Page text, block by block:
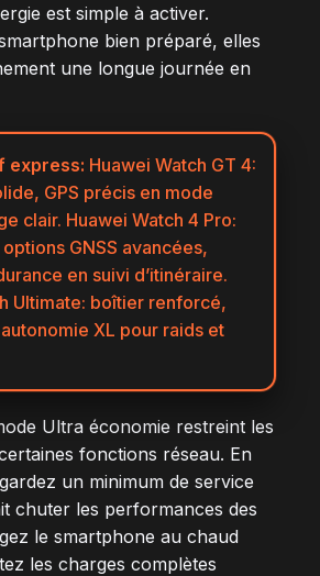
est simple à activer.
bien préparé, elles
une longue journée en
express: Huawei Watch GT 4:
GPS précis en mode
clair. Huawei Watch 4 Pro:
GNSS avancées,
en suivi d’itinéraire.
Ultimate: boîtier renforcé,
XL pour raids et
Ultra économie restreint les
fonctions réseau. En
un minimum de service
chuter les performances des
le smartphone au chaud
les charges complètes